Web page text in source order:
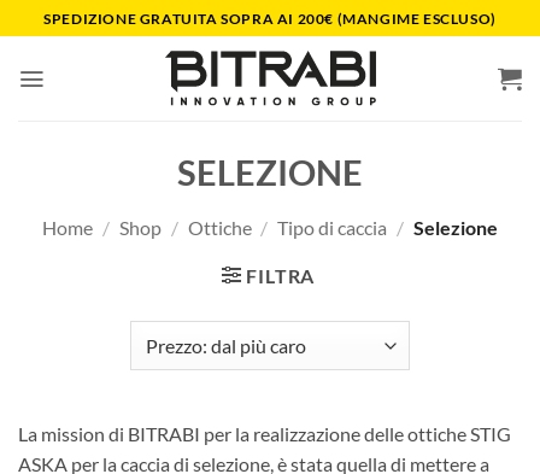
ai
contenuti
SPEDIZIONE GRATUITA SOPRA AI 200€ (MANGIME ESCLUSO)
SELEZIONE
Home / Shop / Ottiche / Tipo di caccia / Selezione
FILTRA
La mission di BITRABI per la realizzazione delle ottiche STIG
ASKA per la caccia di selezione, è stata quella di mettere a